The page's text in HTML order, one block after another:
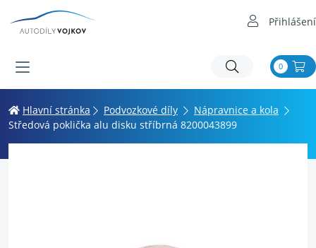
Přihlášení
0
Hlavní stránka Podvozkové díly
Nápravnice a kola
Středová poklička alu disku stříbrná 8200043899